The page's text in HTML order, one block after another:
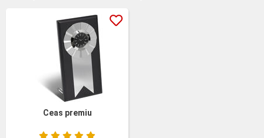
Ceas premiu